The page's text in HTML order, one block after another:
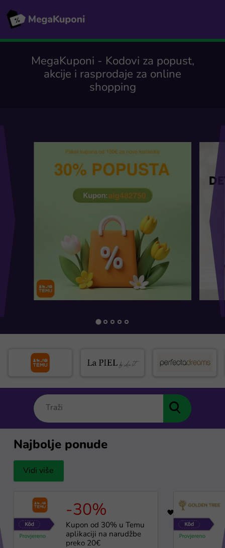
MegaKuponi - Kodovi za popust,
akcije i rasprodaje za online
shopping
Najbolje ponude
Vidi više
-30%
Kupon od 30% u Temu
aplikaciji na narudžbe
preko 20€